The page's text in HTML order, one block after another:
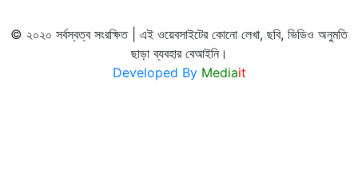
© ২০২০ সর্বস্বত্ব সংরক্ষিত | এই ওয়েবসাইটের কোনো লেখা, ছবি, ভিডিও অনুমতি
ছাড়া ব্যবহার বেআইনি।
Developed By Mediait